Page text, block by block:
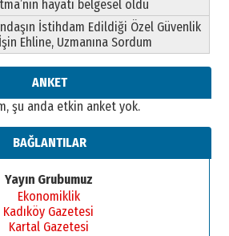
bir Alperen…
idi… Hakka yürüdü.!
Perşembe
Faruk Terzioğlu!
Sekmen’den Erzurum’a
proje daha!
2026 Pazar
hayatı belgesel oldu
İstihdam Edildiği Özel Güvenlik
Ehline, Uzmanına Sordum
ANKET
şu anda etkin anket yok.
BAĞLANTILAR
Yayın Grubumuz
Ekonomiklik
Kadıköy Gazetesi
Kartal Gazetesi